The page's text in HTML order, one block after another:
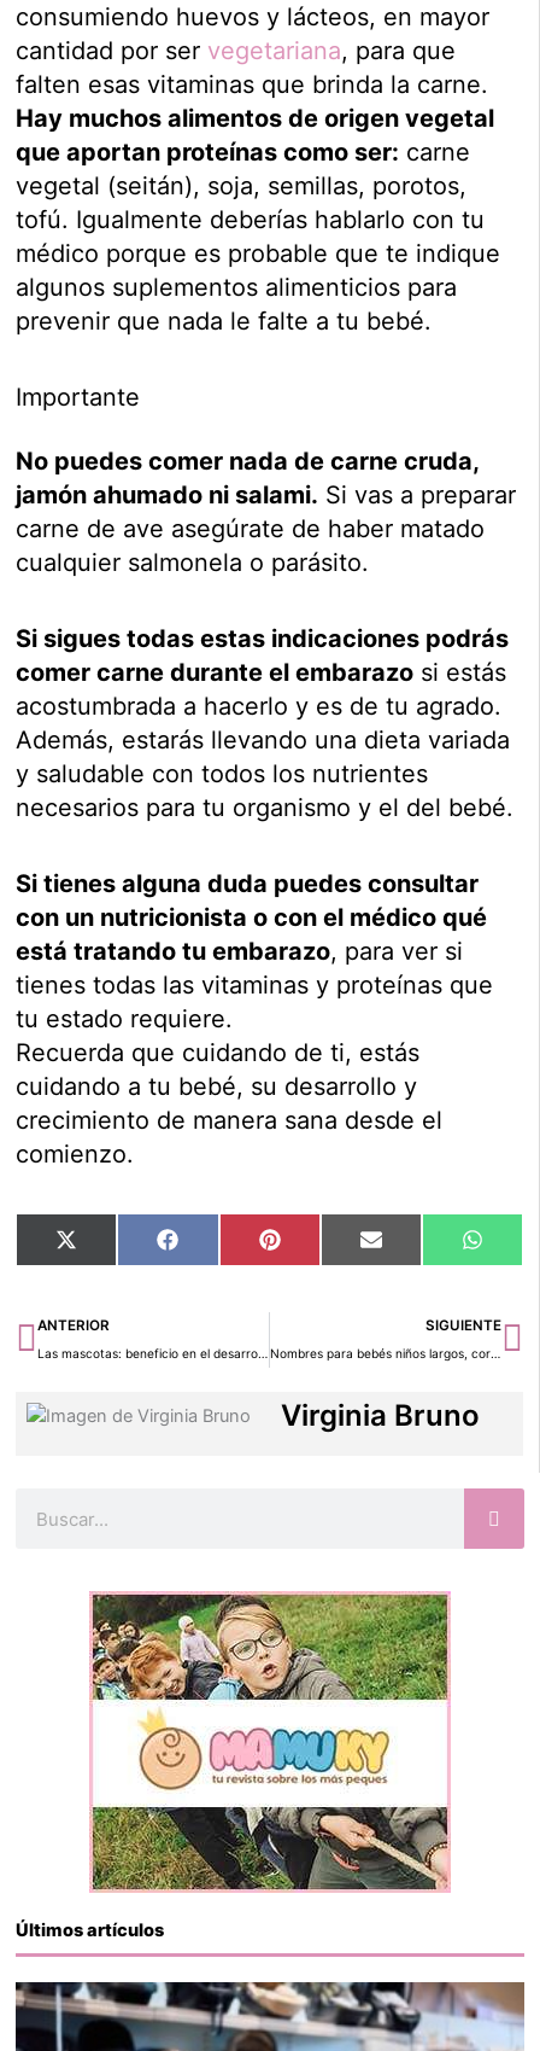
consumiendo huevos y lácteos, en mayor
cantidad por ser vegetariana, para que
falten esas vitaminas que brinda la carne.
Hay muchos alimentos de origen vegetal
que aportan proteínas como ser: carne
vegetal (seitán), soja, semillas, porotos,
tofú. Igualmente deberías hablarlo con tu
médico porque es probable que te indique
algunos suplementos alimenticios para
prevenir que nada le falte a tu bebé.
Importante
No puedes comer nada de carne cruda,
jamón ahumado ni salami. Si vas a preparar
carne de ave asegúrate de haber matado
cualquier salmonela o parásito.
Si sigues todas estas indicaciones podrás
comer carne durante el embarazo si estás
acostumbrada a hacerlo y es de tu agrado.
Además, estarás llevando una dieta variada
y saludable con todos los nutrientes
necesarios para tu organismo y el del bebé.
Si tienes alguna duda puedes consultar
con un nutricionista o con el médico qué
está tratando tu embarazo, para ver si
tienes todas las vitaminas y proteínas que
tu estado requiere.
Recuerda que cuidando de ti, estás
cuidando a tu bebé, su desarrollo y
crecimiento de manera sana desde el
comienzo.
Compartir
en
X
(Twitter)
Compartir
en
Facebook Compartir
en
Pinterest Compartir
en
Email
en
Ant
ANTERIOR
Las mascotas: beneficio en el desarrollo de los niños
SIGUIENTE
Nombres para bebés niños largos, cortos, divertidos y mucho más
Virginia Bruno
Últimos artículos